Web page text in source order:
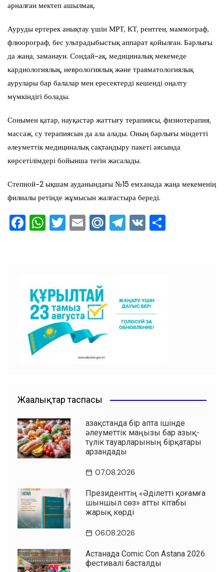
арналған мектеп ашылмақ.
Ауруды ертерек анықтау үшін МРТ, КТ, рентген, маммограф,
флюорограф, бес ультрадыбыстық аппарат қойылған. Барлығы
да жаңа, заманауи. Сондай-ақ, медициналық мекемеде
кардиологиялық, неврологиялық және травматологиялық
аурулары бар балалар мен ересектерді кешенді оңалту
мүмкіндігі болады.
Сонымен қатар, науқастар жаттығу терапиясы, физиотерапия,
массаж, су терапиясын да ала алады. Оның барлығы міндетті
әлеуметтік медициналық сақтандыру пакеті аясында
көрсетілімдері бойынша тегін жасалады.
Степной-2 ықшам ауданындағы №15 емханада жаңа мекеменің
филиалы ретінде жұмысын жалғастыра береді.
F
b
o
o
k
W
A
p
p
T E M T
m
V
Жаңалықтар таспасы
Қазақстанда бір апта ішінде
әлеуметтік маңызы бар азық-
түлік тауарларының бірқатары
арзандады
07.08.2026
Президенттің «Әділетті қоғамға
шыншыл сөз» атты кітабы
жарық көрді
06.08.2026
Астанада Comic Con Astana 2026
фестивалі басталды